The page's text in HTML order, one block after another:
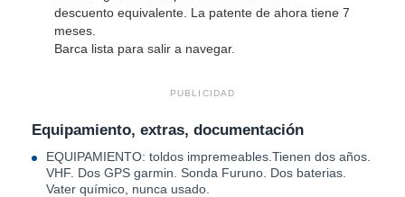
descuento equivalente. La patente de ahora tiene 7
meses.
Barca lista para salir a navegar.
PUBLICIDAD
Equipamiento, extras, documentación
EQUIPAMIENTO: toldos impremeables.Tienen dos años.
VHF. Dos GPS garmin. Sonda Furuno. Dos baterias.
Vater químico, nunca usado.